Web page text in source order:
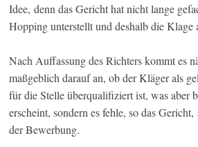
Idee, denn das Gericht hat nicht lange
Hopping unterstellt und deshalb die Klage
Nach Auffassung des Richters kommt es
maßgeblich darauf an, ob der Kläger als
für die Stelle überqualifiziert ist, was aber
erscheint, sondern es fehle, so das
der Bewerbung.